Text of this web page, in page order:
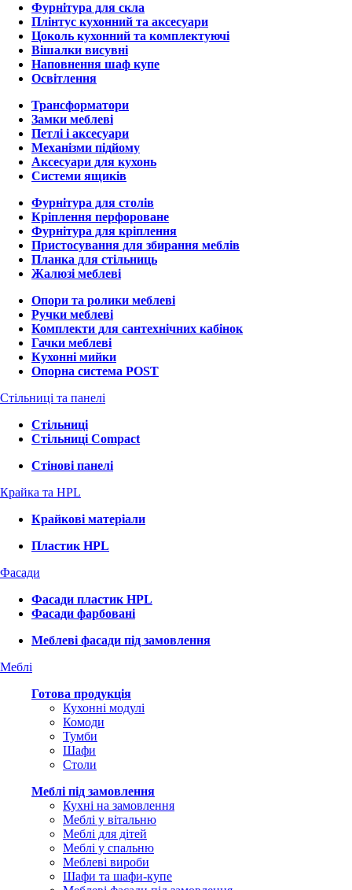
Фурнітура для скла
Плінтус кухонний та аксесуари
Цоколь кухонний та комплектуючі
Вішалки висувні
Наповнення шаф купе
Освітлення
Трансформатори
Замки меблеві
Петлі і аксесуари
Механізми підйому
Аксесуари для кухонь
Системи ящиків
Фурнітура для столів
Кріплення перфороване
Фурнітура для кріплення
Пристосування для збирання меблів
Планка для стільниць
Жалюзі меблеві
Опори та ролики меблеві
Ручки меблеві
Комплекти для сантехнічних кабінок
Гачки меблеві
Кухонні мийки
Опорна система POST
Стільниці та панелі
Стільниці
Стільниці Compact
Стінові панелі
Крайка та HPL
Крайкові матеріали
Пластик HPL
Фасади
Фасади пластик HPL
Фасади фарбовані
Меблеві фасади під замовлення
Меблі
Готова продукція
Кухонні модулі
Комоди
Тумби
Шафи
Столи
Меблі під замовлення
Кухні на замовлення
Меблі у вітальню
Меблі для дітей
Меблі у спальню
Меблеві вироби
Шафи та шафи-купе